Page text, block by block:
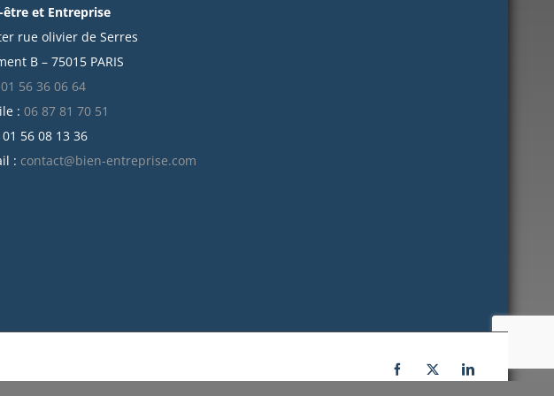
juillet 2021
être et Entreprise
rue olivier de Serres
B – 75015 PARIS
01 56 36 06 64
: 06 87 81 70 51
01 56 08 13 36
: contact@bien-entreprise.com
Facebook
X LinkedIn